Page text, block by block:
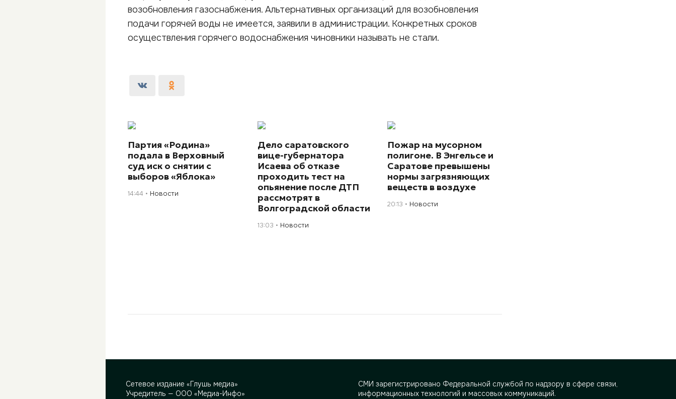
возобновления газоснабжения. Альтернативных организаций для возобновления
подачи горячей воды не имеется, заявили в администрации. Конкретных сроков
осуществления горячего водоснабжения чиновники называть не стали.
Партия «Родина»
подала в Верховный
суд иск о снятии с
выборов «Яблока»
14:44 Новости
Дело саратовского
вице-губернатора
Исаева об отказе
проходить тест на
опьянение после ДТП
рассмотрят в
Волгоградской области
13:03 Новости
Пожар на мусорном
полигоне. В Энгельсе и
Саратове превышены
нормы загрязняющих
веществ в воздухе
20:13 Новости
Сетевое издание «Глушь медиа»
Учредитель — ООО «Медиа-Инфо»
СМИ зарегистрировано Федеральной службой по надзору в сфере связи,
информационных технологий и массовых коммуникаций.